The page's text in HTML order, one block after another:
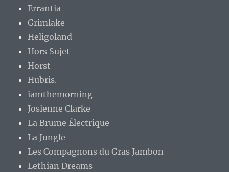
Errantia
Grimlake
Heligoland
Hors Sujet
Horst
Hubris.
iamthemorning
Josienne Clarke
La Brume Électrique
La Jungle
Les Compagnons du Gras Jambon
Lethian Dreams